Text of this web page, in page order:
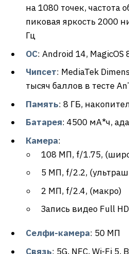
на 1080 точек, частота
пиковая яркость 2000
Гц
ОС: Android 14, MagicOS
Чипсет: MediaTek
тысяч баллов в тесте
Память: 8 ГБ,
Батарея: 4500 мА*ч,
Камера:
108 МП, f/1.75,
5 МП, f/2.2,
2 МП, f/2.4, (макро)
Запись видео Full
Селфи-камера: 50 МП
Связь: 5G, NFC, Wi-Fi 5,